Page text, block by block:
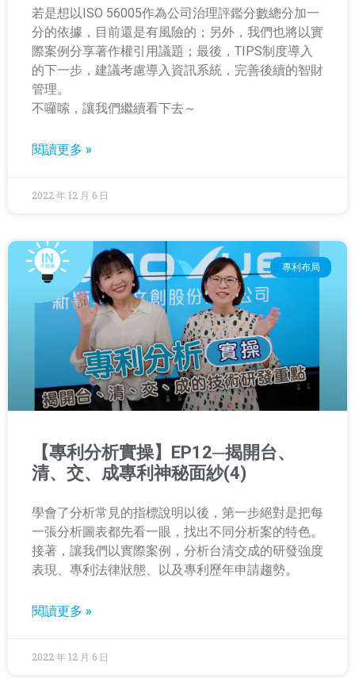
若是想以ISO 56005作為公司治理評鑑分數總分加一
分的依據，目前還是有風險的；另外，我們也將以實
際案例分享著作權引用議題；最後，TIPS制度導入
的下一步，建議考慮導入資訊系統，完善後續的智財
管理。
不囉嗦，讓我們繼續看下去～
閱讀更多 »
2022 年 12 月 6 日
專利布局
【專利分析實操】EP12─揭開台、
清、交、成專利神秘面紗(4)
學會了分析常見的指標說明以後，第一步絕對是把每
一張分析圖表都先看一眼，找出不同分析案的特色。
接著，讓我們以實際案例，分析台清交成的研發強度
表現、專利法律狀態、以及專利歷年申請趨勢。
閱讀更多 »
2022 年 12 月 6 日